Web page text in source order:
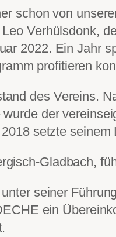
schon von
Verhülsdonk,
2022. Ein Jahr
profitieren
des Vereins.
der
setzte
Gladbach,
seiner
ein